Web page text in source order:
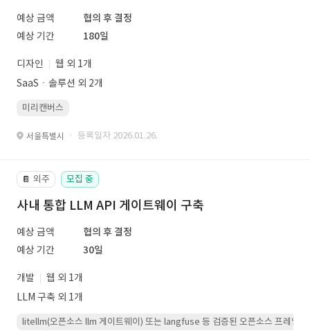
예상 금액
협의 후 결정
예상 기간
180일
디자인
웹 외 1개
SaaSㆍ솔루션 외 2개
미리캔버스
서울특별시 · 등록일자 2026.01.26.
📔 외주 모집 중
사내 통합 LLM API 게이트웨이 구축
예상 금액
협의 후 결정
예상 기간
30일
개발
웹 외 1개
LLM 구축 외 1개
litellm(오픈소스 llm 게이트웨이) 또는 langfuse 등 검증된 오픈소스 프레임워